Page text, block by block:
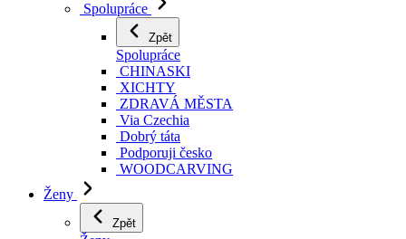
Spolupráce
Zpět
Spolupráce
CHINASKI
XICHTY
ZDRAVÁ MĚSTA
Via Czechia
Dobrý táta
Podporuji česko
WOODCARVING
Ženy
Zpět